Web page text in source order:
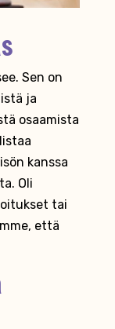
Sen on
ja
osaamista
kanssa
Oli
tai
että